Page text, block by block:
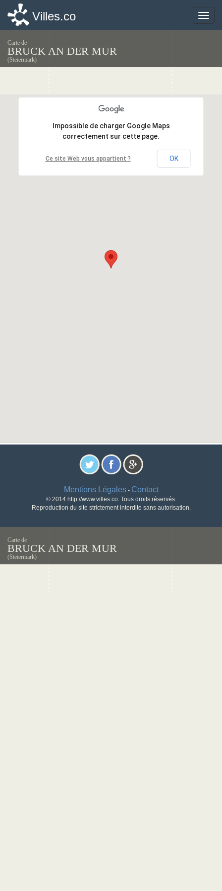
Toggle
Villes.co
Carte de
BRUCK AN DER MUR
(Steiermark)
Impossible de charger Google Maps
correctement sur cette page.
Ce site Web vous appartient ? OK
Impossible de charger Google Maps
correctement sur cette page.
Ce site Web vous appartient ? OK
Mentions Légales- Contact
© 2014 http://www.villes.co. Tous droits réservés.
Reproduction du site strictement interdite sans autorisation.
Toggle
Villes.co
Carte de
BRUCK AN DER MUR
(Steiermark)